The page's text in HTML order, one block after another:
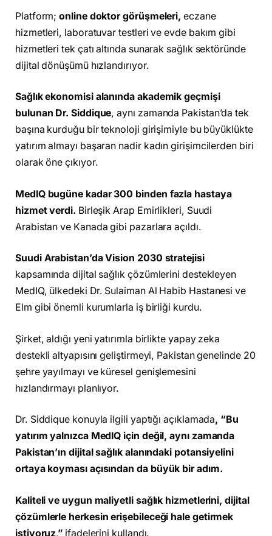
Platform;online doktor görüşmeleri, eczane
hizmetleri, laboratuvar testleri ve evde bakım gibi
hizmetleri tek çatı altında sunarak sağlık sektöründe
dijital dönüşümü hızlandırıyor.
Sağlık ekonomisi alanında akademik geçmişi
bulunan Dr. Siddique, aynı zamanda Pakistan’da tek
başına kurduğu bir teknoloji girişimiyle bu büyüklükte
yatırım almayı başaran nadir kadın girişimcilerden biri
olarak öne çıkıyor.
MedIQ bugüne kadar 300 binden fazla hastaya
hizmet verdi. Birleşik Arap Emirlikleri, Suudi
Arabistan ve Kanada gibi pazarlara açıldı.
Suudi Arabistan’da Vision 2030 stratejisi
kapsamında dijital sağlık çözümlerini destekleyen
MedIQ, ülkedeki Dr. Sulaiman Al Habib Hastanesi ve
Elm gibi önemli kurumlarla iş birliği kurdu.
Şirket, aldığı yeni yatırımla birlikte yapay zeka
destekli altyapısını geliştirmeyi, Pakistan genelinde 20
şehre yayılmayı ve küresel genişlemesini
hızlandırmayı planlıyor.
Dr. Siddique konuyla ilgili yaptığı açıklamada, “Bu
yatırım yalnızca MedIQ için değil, aynı zamanda
Pakistan’ın dijital sağlık alanındaki potansiyelini
ortaya koyması açısından da büyük bir adım.
Kaliteli ve uygun maliyetli sağlık hizmetlerini, dijital
çözümlerle herkesin erişebileceği hale getirmek
istiyoruz,” ifadelerini kullandı.